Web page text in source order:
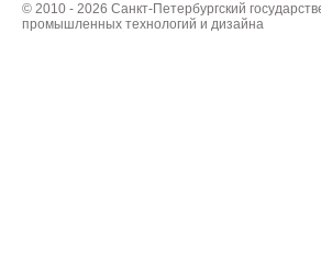
© 2010 - 2026 Санкт-Петербургский
промышленных технологий и дизайна